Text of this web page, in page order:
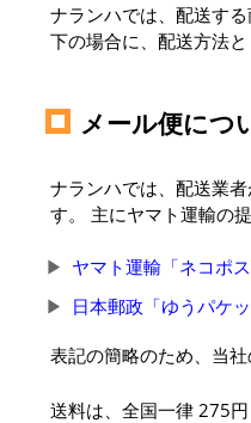
ナランハでは、配送す
下の場合に、配送方法
メール便につ
ナランハでは、配送業
す。 主にヤマト運輸の
ヤマト運輸「ネコポ
日本郵政「ゆうパケ
表記の簡略のため、当
送料は、全国一律 275円